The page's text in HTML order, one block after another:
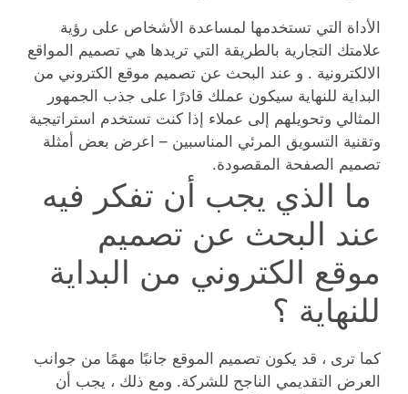
الأداة التي تستخدمها لمساعدة الأشخاص على رؤية
علامتك التجارية بالطريقة التي تريدها هي تصميم المواقع
الالكترونية . و عند البحث عن تصميم موقع الكتروني من
البداية للنهاية سيكون عملك قادرًا على جذب الجمهور
المثالي وتحويلهم إلى عملاء إذا كنت تستخدم استراتيجية
وتقنية التسويق المرئي المناسبين – اعرض بعض أمثلة
تصميم الصفحة المقصودة.
ما الذي يجب أن تفكر فيه
عند البحث عن تصميم
موقع الكتروني من البداية
للنهاية ؟
كما ترى ، قد يكون تصميم الموقع جانبًا مهمًا من جوانب
العرض التقديمي الناجح للشركة. ومع ذلك ، يجب أن